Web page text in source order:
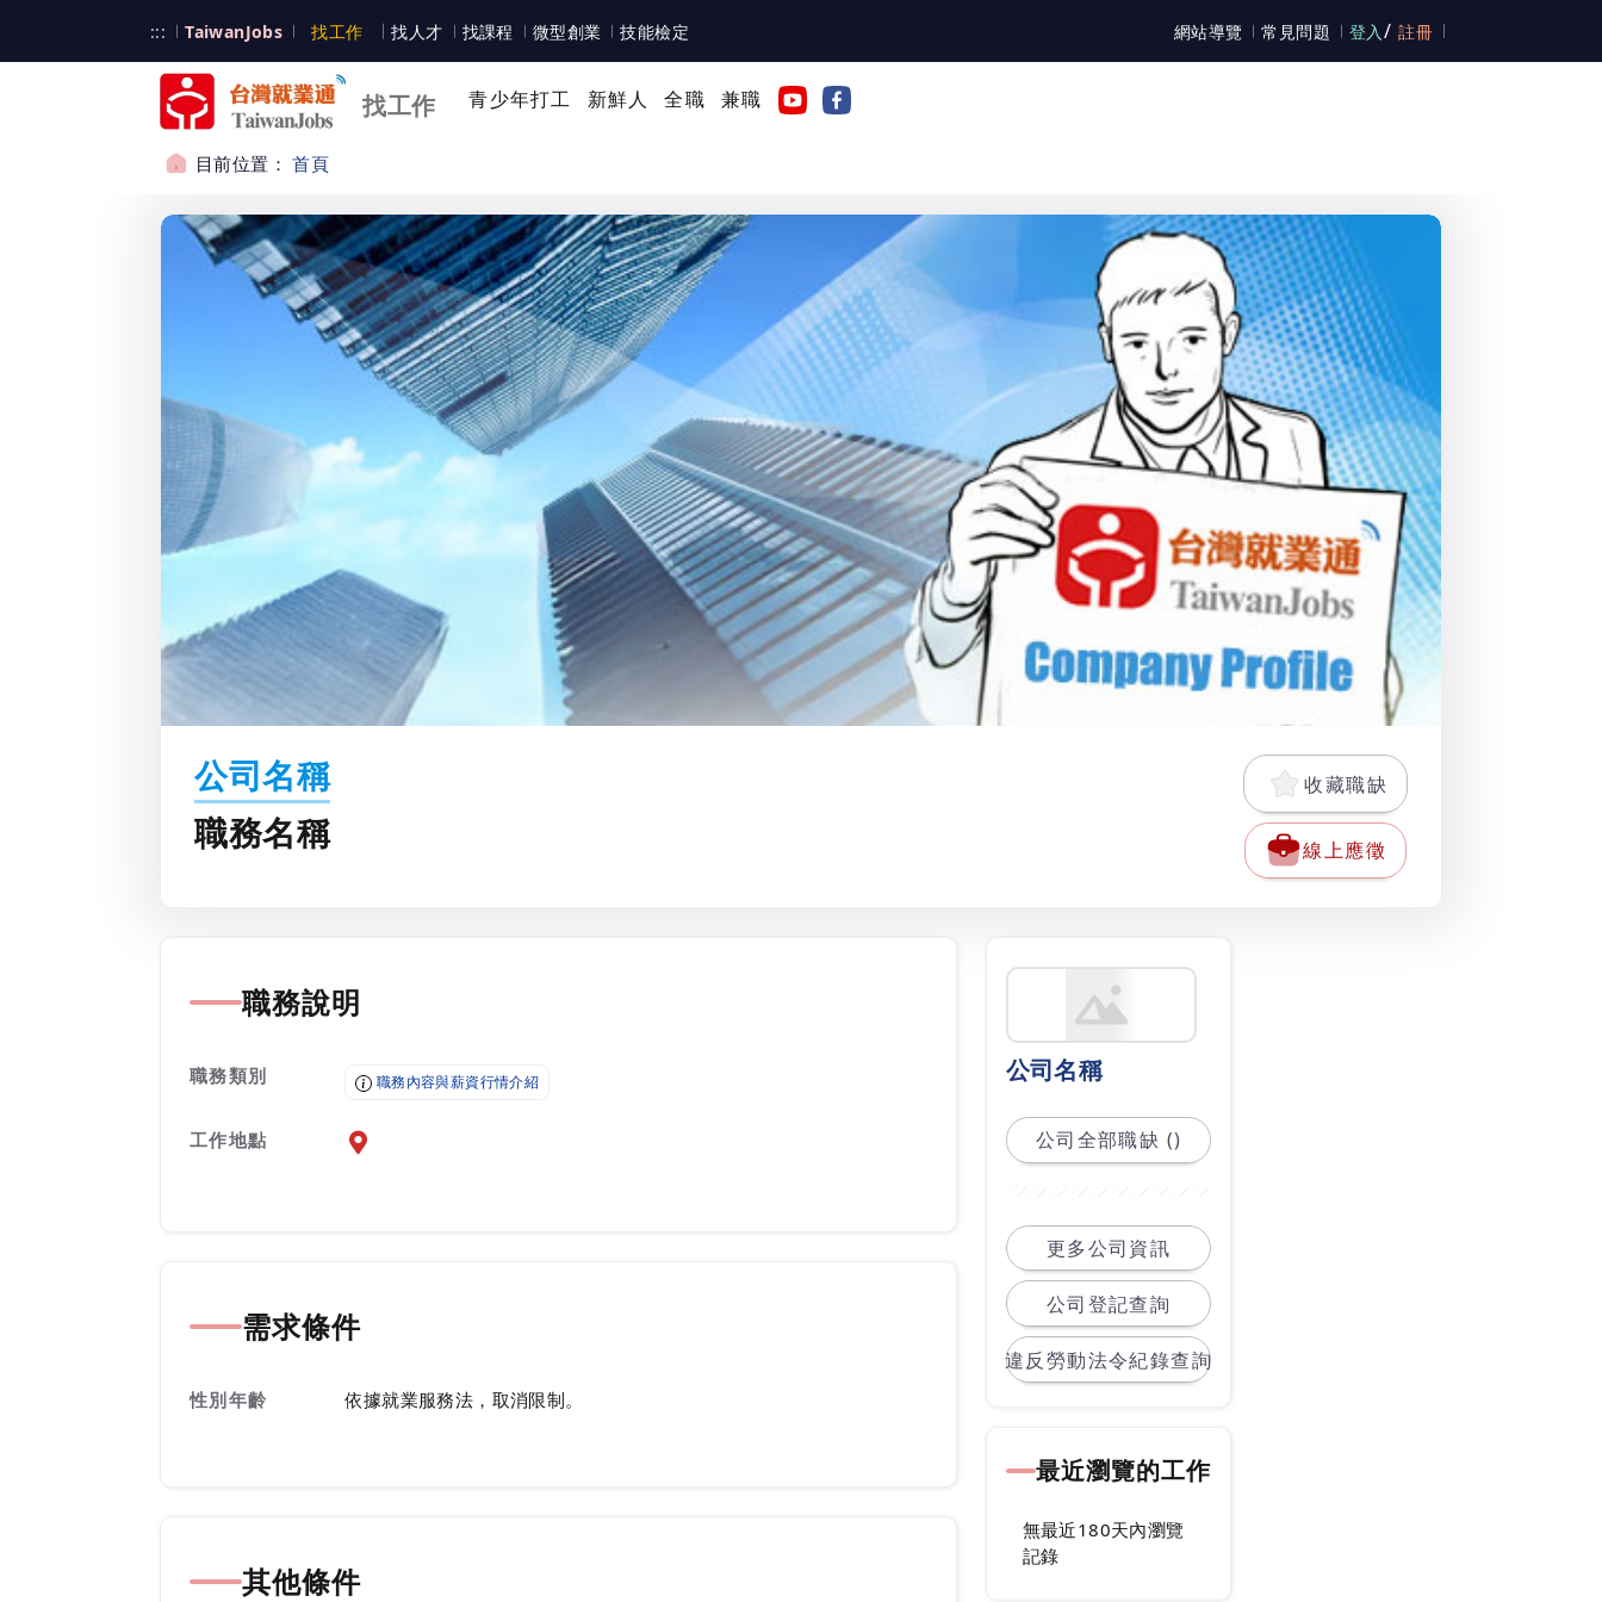
::: TaiwanJobs 台灣就業通
找工作 台灣就業通
找人才 找課程 微型創業 技能檢定 網站導覽 常見問題 登入 / 註冊
找工作 青少年打工 新鮮人 全職 兼職
目前位置：首頁
公司名稱
職務名稱
收藏職缺
線上應徵
職務說明
職務類別 職務內容與薪資行情介紹
工作地點 前往查看地圖
需求條件
性別年齡 依據就業服務法，取消限制。
其他條件
公司名稱
公司全部職缺 ()
更多公司資訊
公司登記查詢
違反勞動法令紀錄查詢
最近瀏覽的工作
無最近180天內瀏覽
記錄